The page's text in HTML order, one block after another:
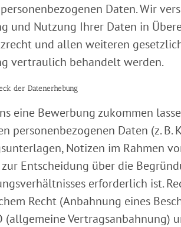
Daten. Wir
und Nutzung Ihrer Daten in
und allen weiteren
vertraulich behandelt werden.
der Datenerhebung
eine Bewerbung zukommen
personenbezogenen Daten (z.
Notizen im Rahmen
Entscheidung über die
erforderlich ist.
Recht (Anbahnung eines
(allgemeine Vertragsanbahnung)